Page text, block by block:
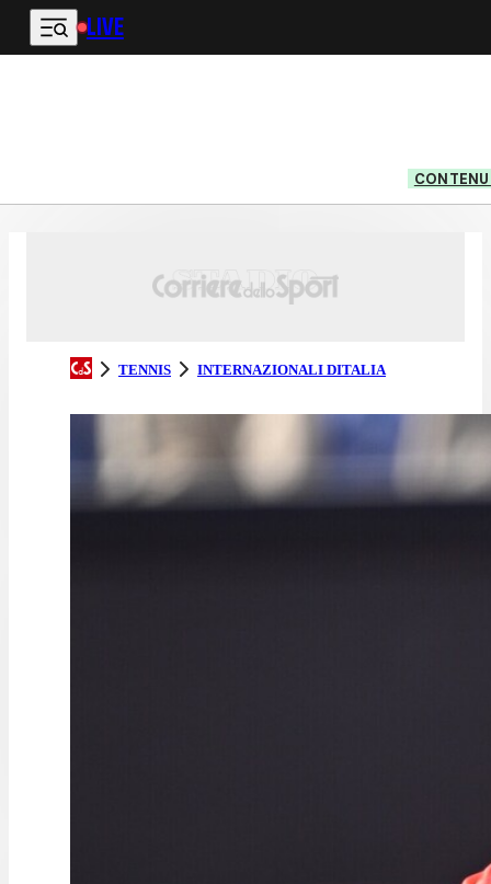
Vai al contenuto principale
LIVE
TENNIS INTERNAZIONALI DITALIA